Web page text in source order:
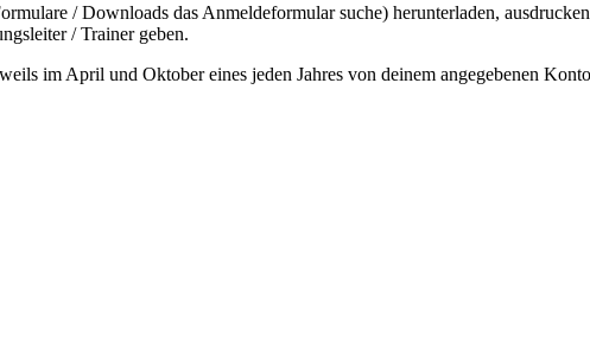
/ Downloads das Anmeldeformular suche) herunterladen,
/ Trainer geben.
im April und Oktober eines jeden Jahres von deinem angegebenen